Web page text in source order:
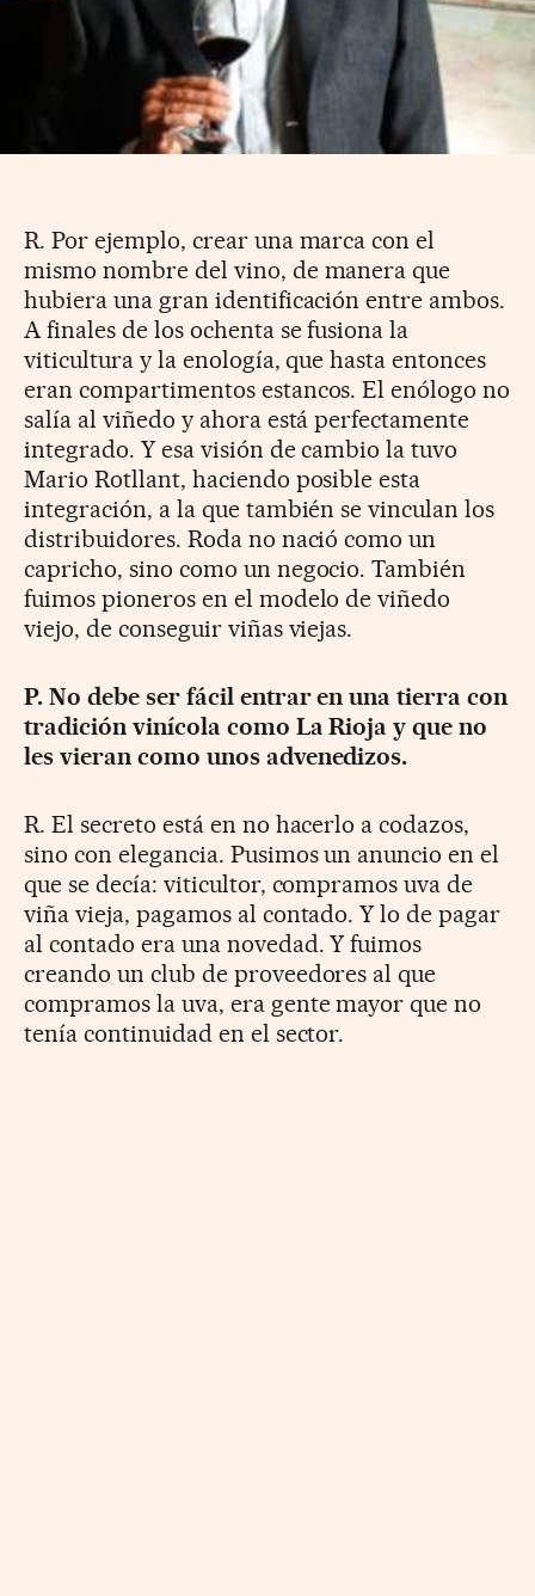
R. Por ejemplo, crear una marca con el
mismo nombre del vino, de manera que
hubiera una gran identificación entre ambos.
A finales de los ochenta se fusiona la
viticultura y la enología, que hasta entonces
eran compartimentos estancos. El enólogo no
salía al viñedo y ahora está perfectamente
integrado. Y esa visión de cambio la tuvo
Mario Rotllant, haciendo posible esta
integración, a la que también se vinculan los
distribuidores. Roda no nació como un
capricho, sino como un negocio. También
fuimos pioneros en el modelo de viñedo
viejo, de conseguir viñas viejas.
P. No debe ser fácil entrar en una tierra con
tradición vinícola como La Rioja y que no
les vieran como unos advenedizos.
R. El secreto está en no hacerlo a codazos,
sino con elegancia. Pusimos un anuncio en el
que se decía: viticultor, compramos uva de
viña vieja, pagamos al contado. Y lo de pagar
al contado era una novedad. Y fuimos
creando un club de proveedores al que
compramos la uva, era gente mayor que no
tenía continuidad en el sector.